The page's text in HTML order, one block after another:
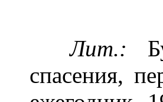
Лит.:
спасения,